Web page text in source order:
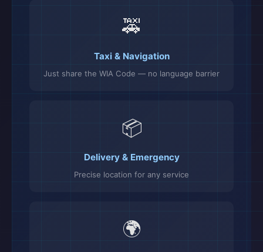
🚕
Taxi & Navigation
Just share the WIA Code — no language barrier
📦
Delivery & Emergency
Precise location for any service
🌍